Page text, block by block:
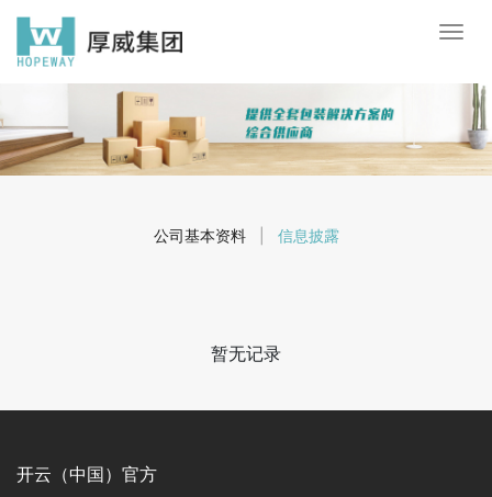
公司基本资料 信息披露
暂无记录
开云（中国）官方